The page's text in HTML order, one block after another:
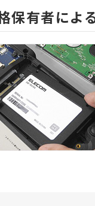
保有者によ